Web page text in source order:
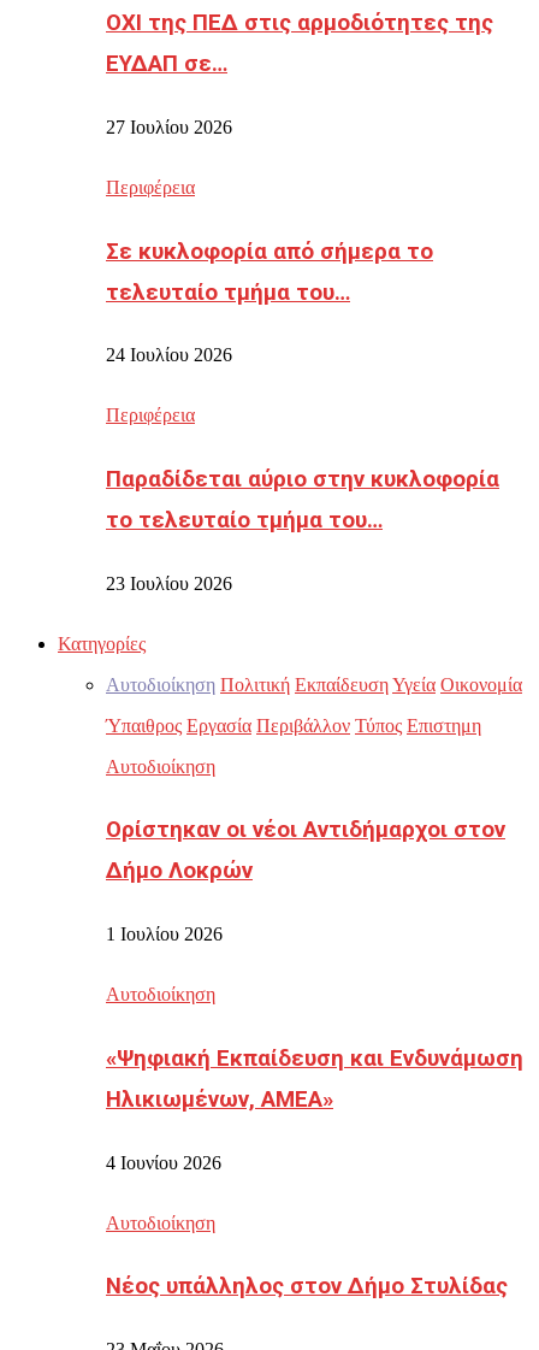
ΟΧΙ της ΠΕΔ στις αρμοδιότητες της
ΕΥΔΑΠ σε…
27 Ιουλίου 2026
Περιφέρεια
Σε κυκλοφορία από σήμερα το
τελευταίο τμήμα του…
24 Ιουλίου 2026
Περιφέρεια
Παραδίδεται αύριο στην κυκλοφορία
το τελευταίο τμήμα του…
23 Ιουλίου 2026
Κατηγορίες
Αυτοδιοίκηση Πολιτική ΕκπαίδευσηΥγεία Οικονομία
Ύπαιθρος Εργασία Περιβάλλον Τύπος Επιστημη
Αυτοδιοίκηση
Ορίστηκαν οι νέοι Αντιδήμαρχοι στον
Δήμο Λοκρών
1 Ιουλίου 2026
Αυτοδιοίκηση
«Ψηφιακή Εκπαίδευση και Ενδυνάμωση
Ηλικιωμένων, ΑΜΕΑ»
4 Ιουνίου 2026
Αυτοδιοίκηση
Νέος υπάλληλος στον Δήμο Στυλίδας